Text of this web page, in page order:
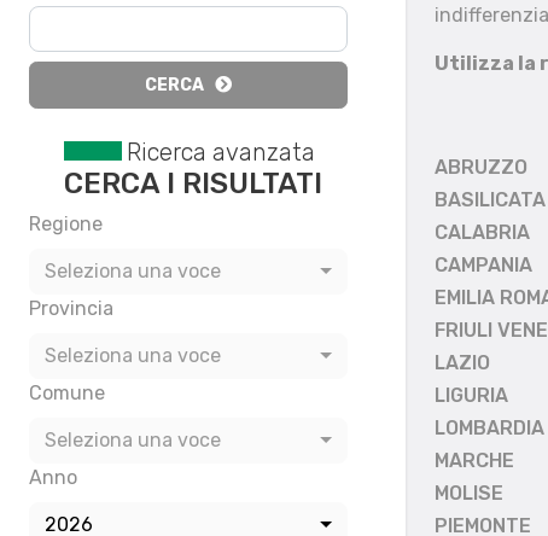
CERCA
Ricerca avanzata
CERCA I RISULTATI
Regione
Seleziona una voce
Provincia
Seleziona una voce
Comune
Seleziona una voce
Anno
2026
Utilizza la
ABRUZZO
BASILICATA
CALABRIA
CAMPANIA
EMILIA
FRIULI
LAZIO
LIGURIA
LOMBARDIA
MARCHE
MOLISE
PIEMONTE